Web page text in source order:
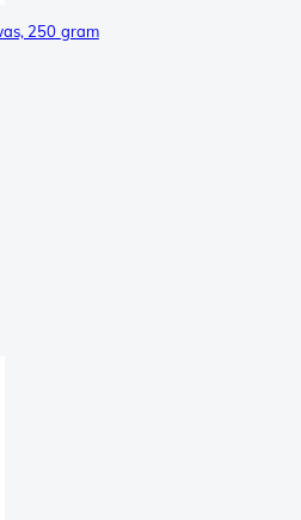
250 gram